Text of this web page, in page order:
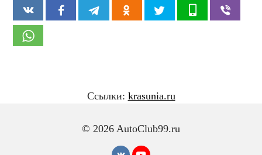
© 2026 AutoClub99.ru
Ссылки: krasunia.ru